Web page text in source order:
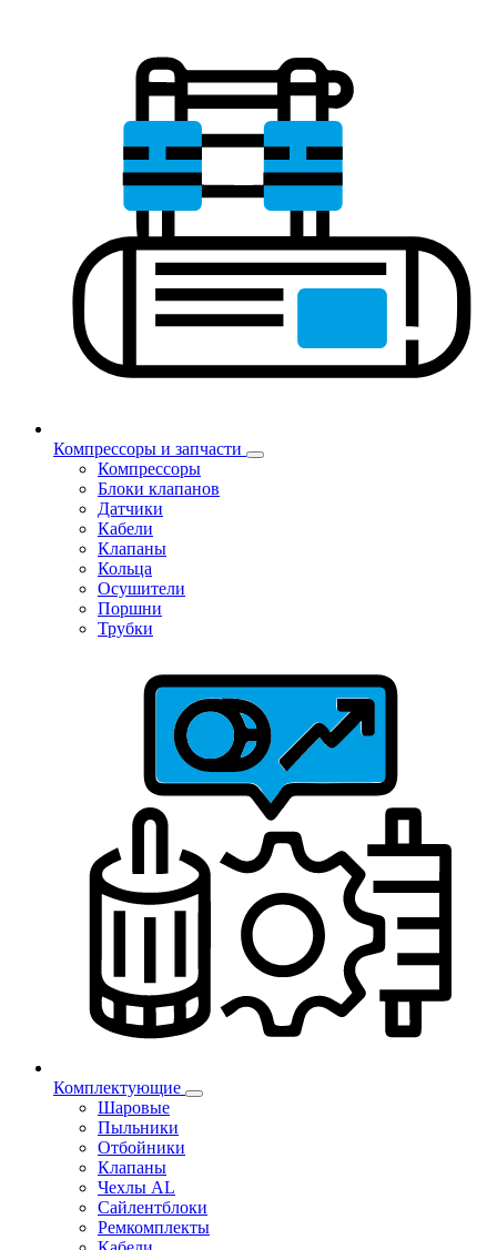
Компрессоры и запчасти
Компрессоры
Блоки клапанов
Датчики
Кабели
Клапаны
Кольца
Осушители
Поршни
Трубки
Комплектующие
Шаровые
Пыльники
Отбойники
Клапаны
Чехлы AL
Сайлентблоки
Ремкомплекты